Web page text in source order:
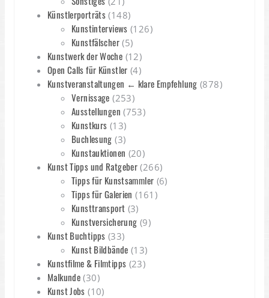
Künstlerporträts (148)
Kunstinterviews (126)
Kunstfälscher(5)
Kunstwerk der Woche (12)
Open Calls für Künstler (4)
Kunstveranstaltungen ← klare Empfehlung (878)
Vernissage (253)
Ausstellungen (753)
Kunstkurs (13)
Buchlesung (3)
Kunstauktionen (20)
Kunst Tipps und Ratgeber (266)
Tipps für Kunstsammler (6)
Tipps für Galerien (161)
Kunsttransport (3)
Kunstversicherung (9)
Kunst Buchtipps (33)
Kunst Bildbände (13)
Kunstfilme & Filmtipps (23)
Malkunde (30)
Kunst Jobs (10)